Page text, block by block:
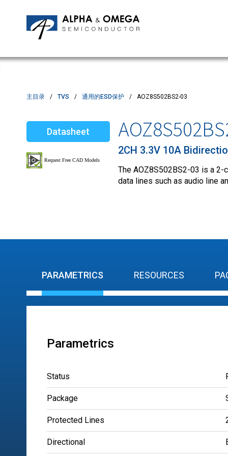
MOSFETs
Motor Control MCU's
TVS
质量与可靠性
客户满意度调查
主目录 TVS 通用的ESD保护 AOZ8S502BS2-03
Datasheet
2CH 3.3V 10A
The AOZ8S502BS2-03 is a
data lines such as audio line
PARAMETRICS RESOURCES
Parametrics
Status
Package
Protected Lines
Directional